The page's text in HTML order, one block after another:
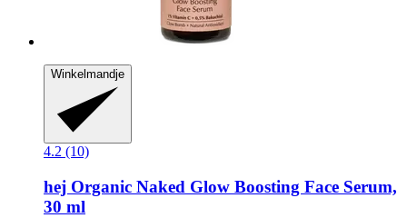
Winkelmandje
4.2 (10)
hej Organic Naked Glow Boosting Face Serum,
30 ml